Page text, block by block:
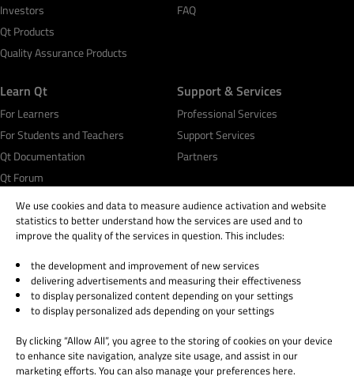
Investors
Qt Products
Quality Assurance Products
FAQ
Learn Qt
For Learners
For Students and Teachers
Qt Documentation
Qt Forum
Support & Services
Professional Services
Support Services
Partners
© 2026 The Qt Company
Legal Notice
Privacy and Cookie Policy
Trust Center
Cookie Settings
We use cookies and data to measure audience activation and website
statistics to better understand how the services are used and to
improve the quality of the services in question. This includes:
the development and improvement of new services
delivering advertisements and measuring their effectiveness
to display personalized content depending on your settings
to display personalized ads depending on your settings
By clicking “Allow All”, you agree to the storing of cookies on your device
to enhance site navigation, analyze site usage, and assist in our
marketing efforts. You can also manage your preferences here.